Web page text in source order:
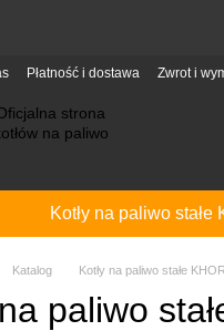
Płatność i dostawa Zwrot i
Kotły na paliwo stałe
Katalog Kotły na paliwo stałe
paliwo